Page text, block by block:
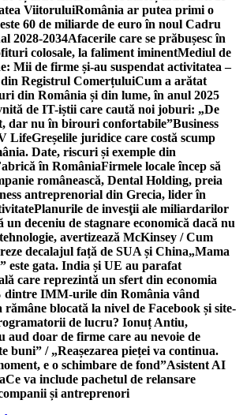
ViitoruluiRomânia ar putea primi o
60 de miliarde de euro în noul Cadru
2028-2034Afacerile care se prăbușesc în
colosale, la faliment iminentMediul de
Mii de firme și-au suspendat activitatea –
Registrul ComerțuluiCum a arătat
din România și din lume, în anul 2025
de IT-iștii care caută noi joburi: „De
dar nu în birouri confortabile”Business
LifeGreșelile juridice care costă scump
Date, riscuri și exemple din
în RomâniaFirmele locale încep să
românească, Dental Holding, preia
antreprenorial din Grecia, lider în
Planurile de invesţii ale miliardarilor
un deceniu de stagnare economică dacă nu
avertizează McKinsey / Cum
decalajul față de SUA și China„Mama
gata. India și UE au parafat
care reprezintă un sfert din economia
dintre IMM-urile din România vând
blocată la nivel de Facebook și site-
de lucru? Ionuț Antiu,
aud doar de firme care au nevoie de
buni” / „Reașezarea pieței va continua.
e o schimbare de fond”Asistent AI
Ce va include pachetul de relansare
și antreprenori